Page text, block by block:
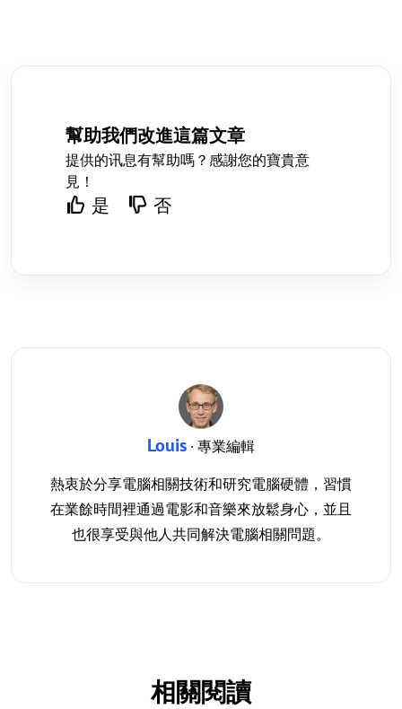
幫助我們改進這篇文章
提供的讯息有幫助嗎？感謝您的寶貴意
見！
是 否
Louis · 專業編輯
熱衷於分享電腦相關技術和研究電腦硬體，習慣
在業餘時間裡通過電影和音樂來放鬆身心，並且
也很享受與他人共同解決電腦相關問題。
相關閱讀